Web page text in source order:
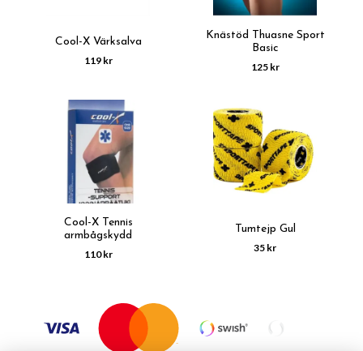
Cool-X Värksalva
119 kr
Knästöd Thuasne Sport
Basic
125 kr
Cool-X Tennis
armbågskydd
110 kr
Tumtejp Gul
35 kr